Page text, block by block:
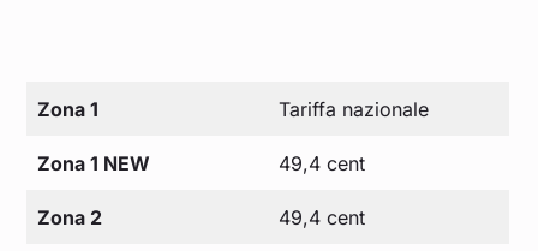
Zona 1 Tariffa nazionale
Zona 1 NEW 49,4 cent
Zona 2 49,4 cent